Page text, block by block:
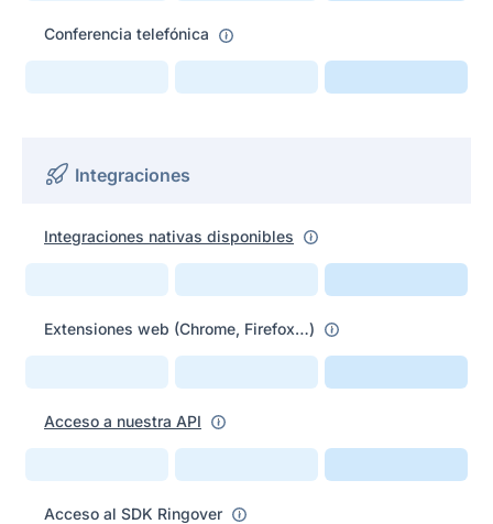
Conferencia telefónica
Integraciones
Integraciones nativas disponibles
Extensiones web (Chrome, Firefox…)
Acceso a nuestra API
Acceso al SDK Ringover